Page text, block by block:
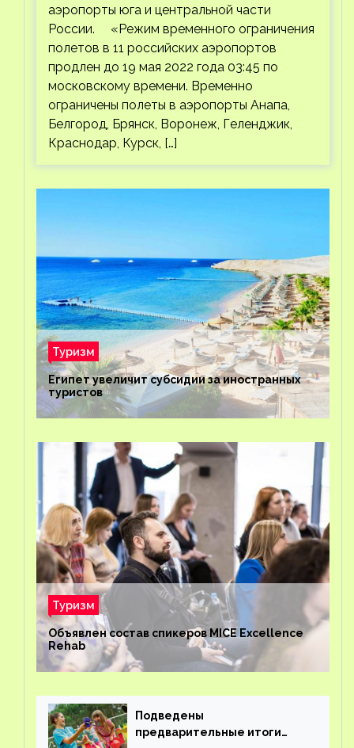
аэропорты юга и центральной части
России. «Режим временного ограничения
полетов в 11 российских аэропортов
продлен до 19 мая 2022 года 03:45 по
московскому времени. Временно
ограничены полеты в аэропорты Анапа,
Белгород, Брянск, Воронеж, Геленджик,
Краснодар, Курск, […]
Туризм
Египет увеличит субсидии за иностранных
туристов
Туризм
Объявлен состав спикеров MICE Excellence
Rehab
Подведены
предварительные итоги